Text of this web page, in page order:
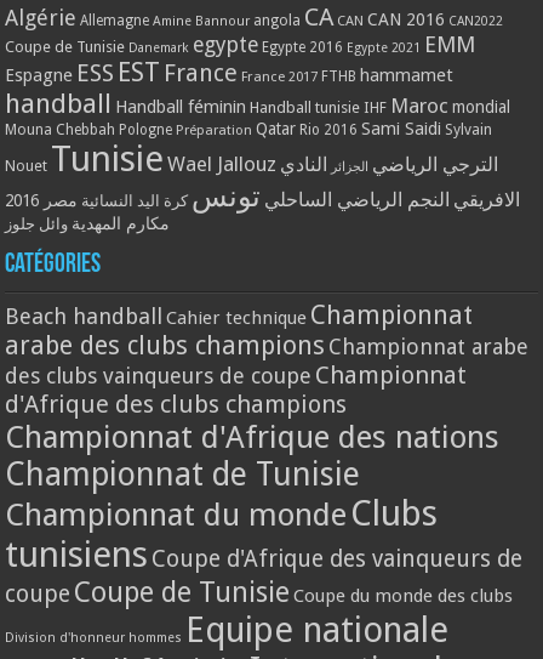
Algérie Allemagne Amine Bannour angola CA CAN CAN 2016 CAN2022
Coupe de Tunisie Danemark egypte Egypte 2016 Egypte 2021 EMM
Espagne ESS EST France France 2017 FTHB hammamet
handball Handball féminin Handball tunisie IHF Maroc mondial
Mouna Chebbah Pologne Préparation Qatar Rio 2016 Sami Saidi Sylvain
Nouet Tunisie Wael Jallouz الترجي الرياضي الجزائر النادي
الافريقي النجم الرياضي الساحلي تونس كرة اليد النسائية مصر 2016
مكارم المهدية وائل جلوز
Catégories
Beach handball Cahier technique Championnat
arabe des clubs champions Championnat arabe
des clubs vainqueurs de coupe Championnat
d'Afrique des clubs champions
Championnat d'Afrique des nations
Championnat de Tunisie
Championnat du monde Clubs
tunisiens Coupe d'Afrique des vainqueurs de
coupe Coupe de Tunisie Coupe du monde des clubs
Division d'honneur hommes Equipe nationale